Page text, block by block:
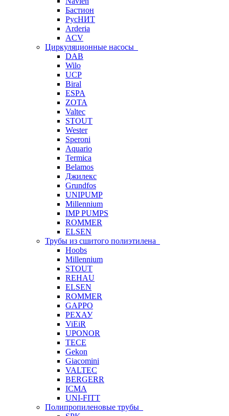
Бастион
РусНИТ
Arderia
ACV
Циркуляционные насосы
DAB
Wilo
UCP
Biral
ESPA
ZOTA
Valtec
STOUT
Wester
Speroni
Aquario
Termica
Belamos
Джилекс
Grundfos
UNIPUMP
Millennium
IMP PUMPS
ROMMER
ELSEN
Трубы из сшитого полиэтилена
Hoobs
Millennium
STOUT
REHAU
ELSEN
ROMMER
GAPPO
РЕХАУ
ViEiR
UPONOR
TECE
Gekon
Giacomini
VALTEC
BERGERR
ICMA
UNI-FITT
Полипропиленовые трубы